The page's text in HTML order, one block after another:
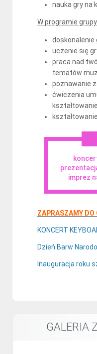
nauka gry na
W programie
doskonalenie
uczenie się
praca nad
tematów
poznawanie
ćwiczenia
imprez
ZAPRASZAMY DO
KONCERT
Dzień Barw
Inauguracja roku
GALERIA